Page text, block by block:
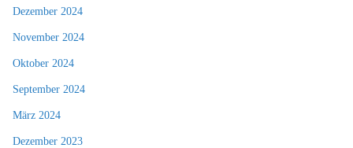
Dezember 2024
November 2024
Oktober 2024
September 2024
März 2024
Dezember 2023